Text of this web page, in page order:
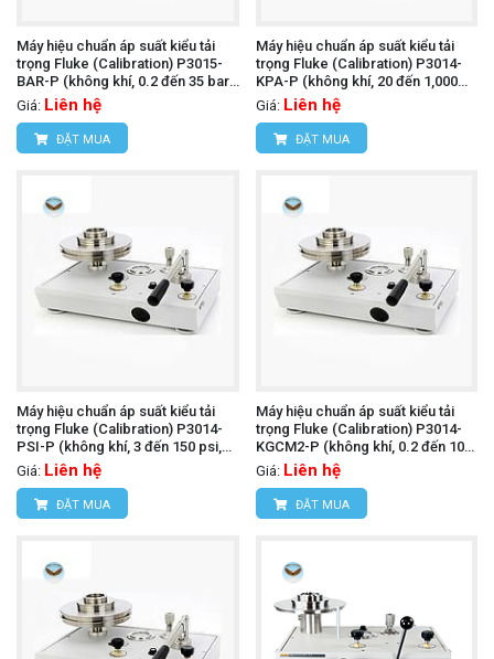
Máy hiệu chuẩn áp suất kiểu tải
trọng Fluke (Calibration) P3015-
BAR-P (không khí, 0.2 đến 35 bar,
PCU đơn)
Giá: Liên hệ
ĐẶT MUA
Máy hiệu chuẩn áp suất kiểu tải
trọng Fluke (Calibration) P3014-
KPA-P (không khí, 20 đến 1,000
kPa, PCU đơn)
Giá: Liên hệ
ĐẶT MUA
Máy hiệu chuẩn áp suất kiểu tải
trọng Fluke (Calibration) P3014-
PSI-P (không khí, 3 đến 150 psi,
PCU đơn)
Giá: Liên hệ
ĐẶT MUA
Máy hiệu chuẩn áp suất kiểu tải
trọng Fluke (Calibration) P3014-
KGCM2-P (không khí, 0.2 đến 10
kgf/cm², PCU đơn)
Giá: Liên hệ
ĐẶT MUA